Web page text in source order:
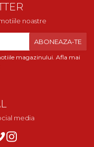
noastre
magazinului. Afla mai
media